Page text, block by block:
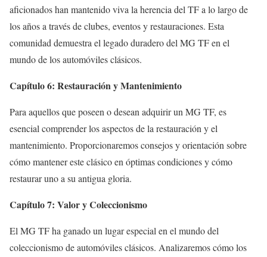
aficionados han mantenido viva la herencia del TF a lo largo de
los años a través de clubes, eventos y restauraciones. Esta
comunidad demuestra el legado duradero del MG TF en el
mundo de los automóviles clásicos.
Capítulo 6: Restauración y Mantenimiento
Para aquellos que poseen o desean adquirir un MG TF, es
esencial comprender los aspectos de la restauración y el
mantenimiento. Proporcionaremos consejos y orientación sobre
cómo mantener este clásico en óptimas condiciones y cómo
restaurar uno a su antigua gloria.
Capítulo 7: Valor y Coleccionismo
El MG TF ha ganado un lugar especial en el mundo del
coleccionismo de automóviles clásicos. Analizaremos cómo los